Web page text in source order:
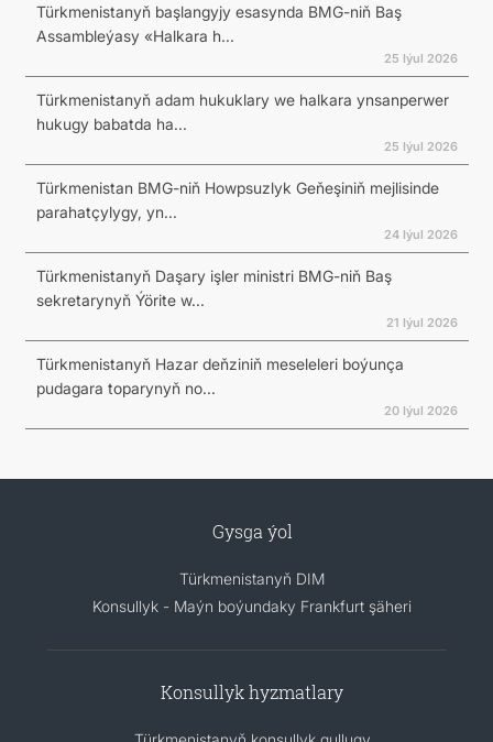
Türkmenistanyň başlangyjy esasynda BMG-niň Baş
Assambleýasy «Halkara h...
25 Iýul 2026
Türkmenistanyň adam hukuklary we halkara ynsanperwer
hukugy babatda ha...
25 Iýul 2026
Türkmenistan BMG-niň Howpsuzlyk Geňeşiniň mejlisinde
parahatçylygy, yn...
24 Iýul 2026
Türkmenistanyň Daşary işler ministri BMG-niň Baş
sekretarynyň Ýörite w...
21 Iýul 2026
Türkmenistanyň Hazar deňziniň meseleleri boýunça
pudagara toparynyň no...
20 Iýul 2026
Gysga ýol
Türkmenistanyň DIM
Konsullyk - Maýn boýundaky Frankfurt şäheri
Konsullyk hyzmatlary